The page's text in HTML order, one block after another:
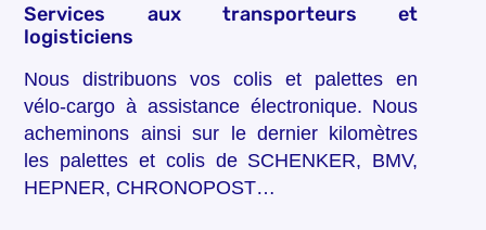
Services aux transporteurs et
logisticiens
Nous distribuons vos colis et palettes en
vélo-cargo à assistance électronique. Nous
acheminons ainsi sur le dernier kilomètres
les palettes et colis de SCHENKER, BMV,
HEPNER, CHRONOPOST…